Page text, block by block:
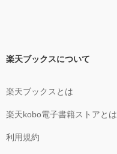
楽天ブックスについて
楽天ブックスとは
楽天kobo電子書籍ストアとは
利用規約